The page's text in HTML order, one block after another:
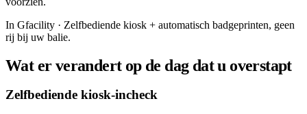
In Gfacility · Zelfbediende kiosk + automatisch badgeprinten, geen
rij bij uw balie.
Wat er verandert op de dag dat u overstapt
Zelfbediende kiosk-incheck